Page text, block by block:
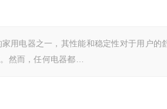
用电器之一，其性能和稳定性对于用户的
然而，任何电器都…